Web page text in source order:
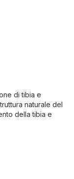
di tibia e
naturale del
della tibia e